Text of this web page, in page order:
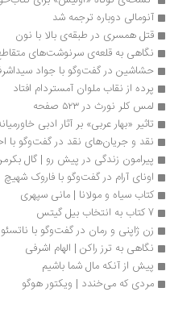
آنومالی دوباره ترجمه شد
قتل همسری در طبقه‌‎ی بالا با نون
نگاهی به قلعه‌ی سرنوشت‌های متقاطع |
حشاشین در گفت‌وگو با جواد سیداشرف
پرده از نقاب ملوان آمستردام افتاد
لمس کلر نورث در ۵۲۳ صفحه
تاثیر «بهار عربی» بر آثار ادبی خاورمیانه |
نقد و جریان‌های نقد در گفت‌وگو با احمد آرام
پیرامون زندگی در پیش رو | گال بکرمن
اونای آرام در گفت‌وگو با فاروک شهیچ‭
کتاب سیاه و مولانا | مانی سپهری
زن ژاپنی و رمان در گفت‌وگو با ناتسئو کرینو
نگاهی به ترز راکن | الهام اشرفی
پیش از آنکه مال شما باشیم
مردی که می‌خندد | ویکتور هوگو